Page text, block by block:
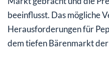
beeinflusst. Das mögliche
Herausforderungen für
dem tiefen Bärenmarkt